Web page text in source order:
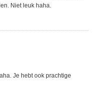
Niet leuk haha.
Je hebt ook prachtige